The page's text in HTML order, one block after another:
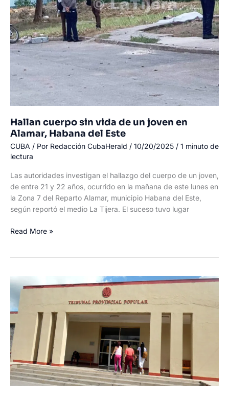
Santa
Clara;
investigan
las
circunstancias
del
crimen
Hallan cuerpo sin vida de un joven en
Alamar, Habana del Este
CUBA / Por Redacción CubaHerald / 10/20/2025 / 1 minuto de
lectura
Las autoridades investigan el hallazgo del cuerpo de un joven,
de entre 21 y 22 años, ocurrido en la mañana de este lunes en
la Zona 7 del Reparto Alamar, municipio Habana del Este,
según reportó el medio La Tijera. El suceso tuvo lugar
Hallan
un
joven
en
Habana
del
Este
Read More »